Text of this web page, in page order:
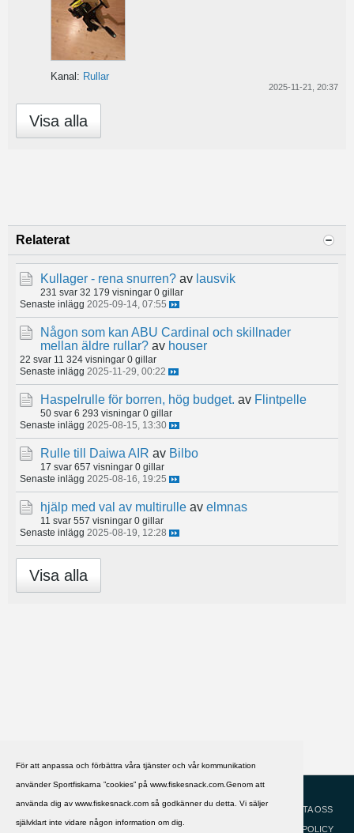
För att anpassa och förbättra våra tjänster och vår kommunikation
använder Sportfiskarna ”cookies” på www.fiskesnack.com.Genom att
använda dig av www.fiskesnack.com så godkänner du detta. Vi säljer
självklart inte vidare någon information om dig.
Kanal: Rullar
2025-11-21, 20:37
Visa alla
Relaterat
Kullager - rena snurren? av lausvik
231 svar 32 179 visningar 0 gillar
Senaste inlägg 2025-09-14, 07:55
Någon som kan ABU Cardinal och skillnader
mellan äldre rullar? av houser
22 svar 11 324 visningar 0 gillar
Senaste inlägg 2025-11-29, 00:22
Haspelrulle för borren, hög budget. av Flintpelle
50 svar 6 293 visningar 0 gillar
Senaste inlägg 2025-08-15, 13:30
Rulle till Daiwa AIR av Bilbo
17 svar 657 visningar 0 gillar
Senaste inlägg 2025-08-16, 19:25
hjälp med val av multirulle av elmnas
11 svar 557 visningar 0 gillar
Senaste inlägg 2025-08-19, 12:28
Visa alla
HJÄLP
KONTAKTA OSS
COOKIEPOLICY